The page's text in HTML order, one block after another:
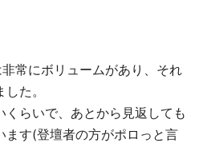
常にボリュームがあり、それ
た。
らいで、あとから見返しても
ます(登壇者の方がポロっと言